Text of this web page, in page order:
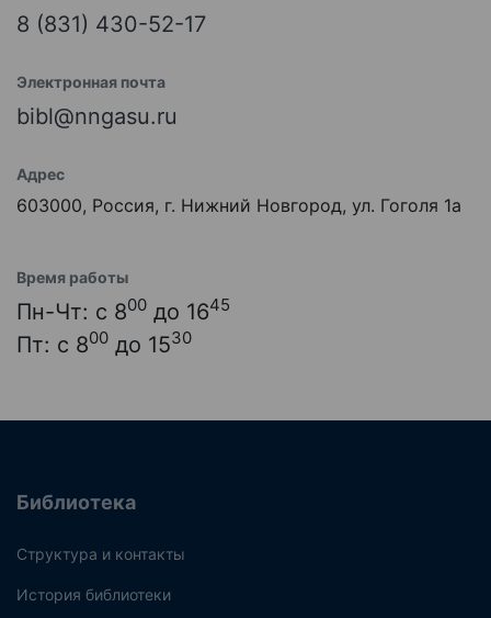
8 (831) 430-52-17
Электронная почта
bibl@nngasu.ru
Адрес
603000, Россия, г. Нижний Новгород, ул. Гоголя 1а
Время работы
Пн-Чт: с 800 до 1645
Пт: с 800 до 1530
Библиотека
Структура и контакты
История библиотеки